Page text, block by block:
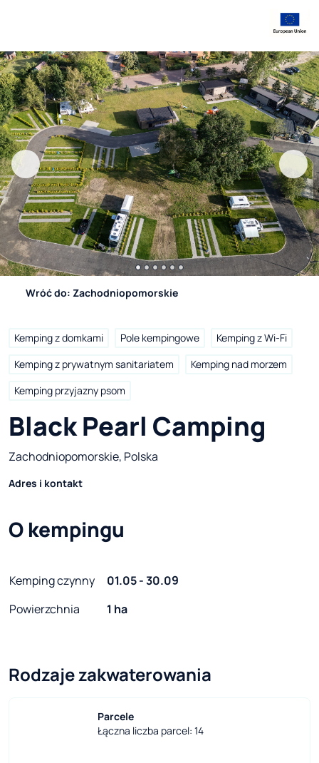
Wróć do: Zachodniopomorskie
Kemping z domkami Pole kempingowe
Kemping z Wi-Fi
Kemping z prywatnym sanitariatem
Kemping nad morzem
Kemping przyjazny psom
Black Pearl Camping
Zachodniopomorskie, Polska
Adres i kontakt
O kempingu
Kemping czynny
01.05 - 30.09
Powierzchnia
1 ha
Rodzaje zakwaterowania
Parcele
Łączna liczba parcel: 14